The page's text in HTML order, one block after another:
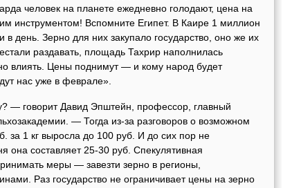
человек на планете ежедневно голодают, цена на
инструментом! Вспомните Египет. В Каире 1 миллион
день. Зерно для них закупало государство, оно же их
раздавать, площадь Тахрир наполнилась
влиять. Цены поднимут — и кому народ будет
нас уже в феврале».
— говорит Давид Эпштейн, профессор, главный
— Тогда из-за разговоров о возможном
за 1 кг выросла до 100 руб. И до сих пор не
она составляет 25-30 руб. Спекулятивная
меры — завезти зерно в регионы,
Раз государство не ограничивает цены на зерно